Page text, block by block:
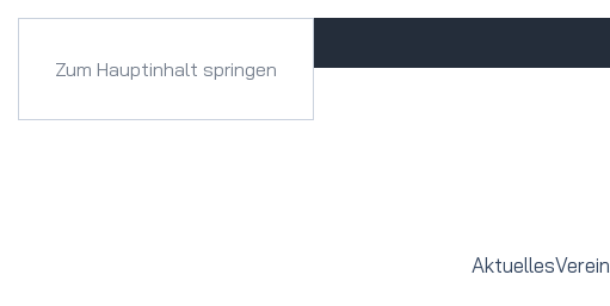
Zum Hauptinhalt springen
AktuellesVerein